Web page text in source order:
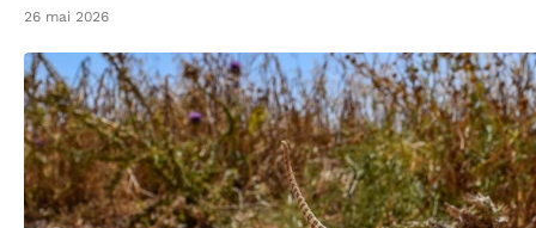
26 mai 2026